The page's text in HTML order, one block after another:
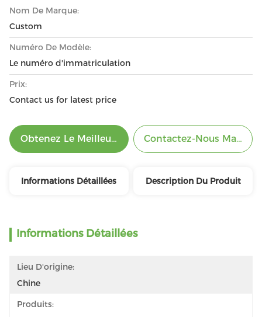
Nom De Marque:
Custom
Numéro De Modèle:
Le numéro d'immatriculation
Prix:
Contact us for latest price
Obtenez Le Meilleur Prix Contactez-Nous
Informations Détaillées Description Du Produit
Informations Détaillées
Lieu D'origine:
Chine
Produits: